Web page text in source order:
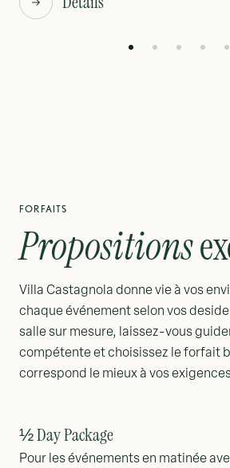
FORFAITS
Propositions
Villa Castagnola donne vie à vos
chaque événement selon vos
salle sur mesure, laissez-vous
compétente et choisissez le forfait
correspond le mieux à vos
½ Day Package
Pour les événements en matinée